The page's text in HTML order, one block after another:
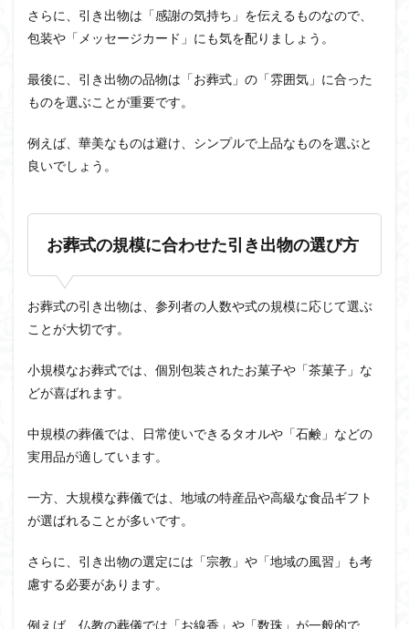
さらに、引き出物は「感謝の気持ち」を伝えるものなので、
包装や「メッセージカード」にも気を配りましょう。
最後に、引き出物の品物は「お葬式」の「雰囲気」に合った
ものを選ぶことが重要です。
例えば、華美なものは避け、シンプルで上品なものを選ぶと
良いでしょう。
お葬式の規模に合わせた引き出物の選び方
お葬式の引き出物は、参列者の人数や式の規模に応じて選ぶ
ことが大切です。
小規模なお葬式では、個別包装されたお菓子や「茶菓子」な
どが喜ばれます。
中規模の葬儀では、日常使いできるタオルや「石鹸」などの
実用品が適しています。
一方、大規模な葬儀では、地域の特産品や高級な食品ギフト
が選ばれることが多いです。
さらに、引き出物の選定には「宗教」や「地域の風習」も考
慮する必要があります。
例えば、仏教の葬儀では「お線香」や「数珠」が一般的で